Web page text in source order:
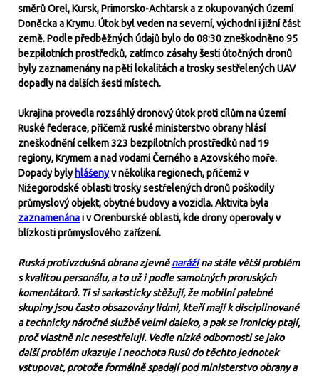
směrů Orel, Kursk, Primorsko-Achtarsk a z okupovaných území
Doněcka a Krymu. Útok byl veden na severní, východní i jižní část
země. Podle předběžných údajů bylo do 08:30 zneškodněno 95
bezpilotních prostředků, zatímco zásahy šesti útočných dronů
byly zaznamenány na pěti lokalitách a trosky sestřelených UAV
dopadly na dalších šesti místech.
Ukrajina provedla rozsáhlý dronový útok proti cílům na území
Ruské federace, přičemž ruské ministerstvo obrany hlásí
zneškodnění celkem 323 bezpilotních prostředků nad 19
regiony, Krymem a nad vodami Černého a Azovského moře.
Dopady byly hlášenyv několika regionech, přičemž v
Nižegorodské oblasti trosky sestřelených dronů poškodily
průmyslový objekt, obytné budovy a vozidla. Aktivita byla
zaznamenánai v Orenburské oblasti, kde drony operovaly v
blízkosti průmyslového zařízení.
Ruská protivzdušná obrana zjevněnaráží na stále větší problém
s kvalitou personálu, a to už i podle samotných proruských
komentátorů. Ti si sarkasticky stěžují, že mobilní palebné
skupiny jsou často obsazovány lidmi, kteří mají k disciplinované
a technicky náročné službě velmi daleko, a pak se ironicky ptají,
proč vlastně nic nesestřelují. Vedle nízké odbornosti se jako
další problém ukazuje i neochota Rusů do těchto jednotek
vstupovat, protože formálně spadají pod ministerstvo obrany a